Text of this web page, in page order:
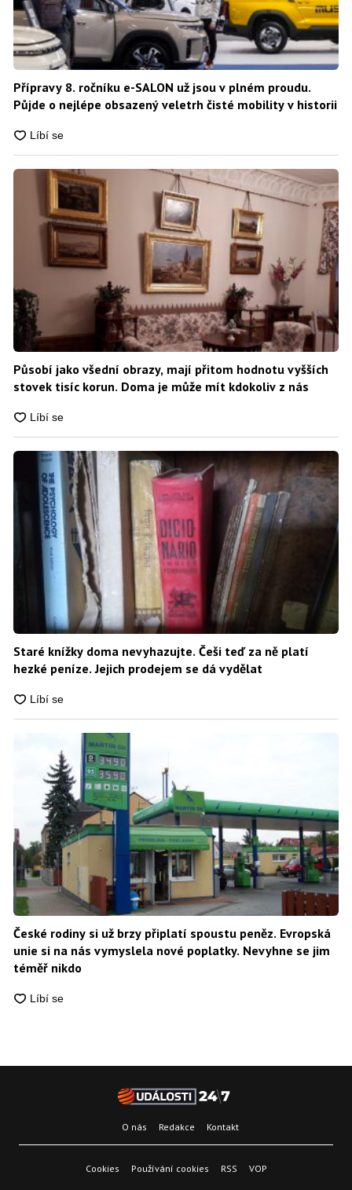
Přípravy 8. ročníku e-SALON už jsou v plném proudu.
Půjde o nejlépe obsazený veletrh čisté mobility v historii
Působí jako všední obrazy, mají přitom hodnotu vyšších
stovek tisíc korun. Doma je může mít kdokoliv z nás
Staré knížky doma nevyhazujte. Češi teď za ně platí
hezké peníze. Jejich prodejem se dá vydělat
České rodiny si už brzy připlatí spoustu peněz. Evropská
unie si na nás vymyslela nové poplatky. Nevyhne se jim
téměř nikdo
O nás Redakce Kontakt
Cookies Používání cookies RSS VOP